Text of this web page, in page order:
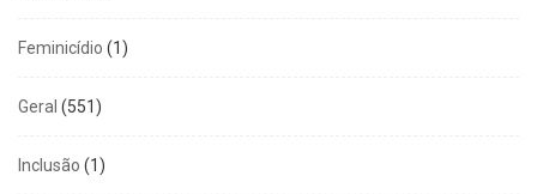
Feminicídio (1)
Geral (551)
Inclusão (1)